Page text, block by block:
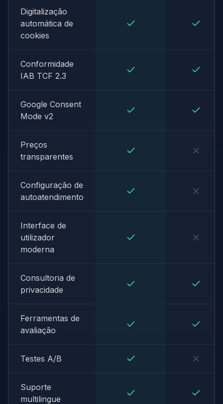
Digitalização
automática de
cookies
Conformidade
IAB TCF 2.3
Google Consent
Mode v2
Preços
transparentes
Configuração de
autoatendimento
Interface de
utilizador
moderna
Consultoria de
privacidade
Ferramentas de
avaliação
Testes A/B
Suporte
multilingue